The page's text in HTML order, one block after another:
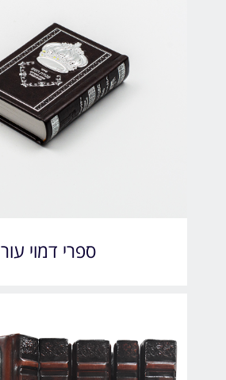
ספרי דמוי עור